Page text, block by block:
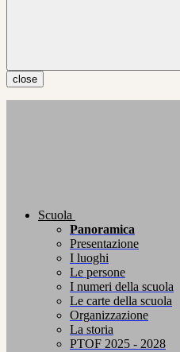
close
Scuola
Panoramica
Presentazione
I luoghi
Le persone
I numeri della scuola
Le carte della scuola
Organizzazione
La storia
PTOF 2025 - 2028